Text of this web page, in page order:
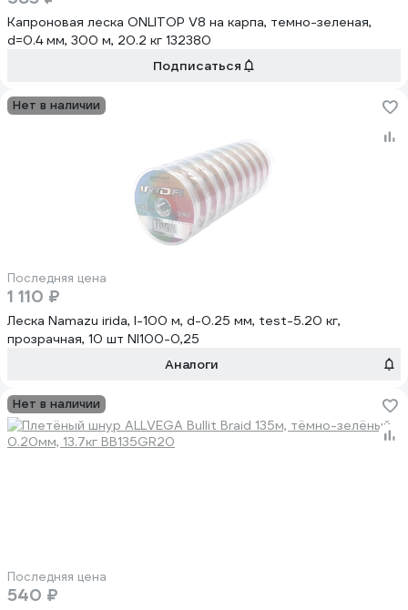
Капроновая леска ONLITOP V8 на карпа, темно-зеленая,
d=0.4 мм, 300 м, 20.2 кг 132380
Подписаться
Нет в наличии
Последняя цена
1 110 ₽
Леска Namazu irida, l-100 м, d-0.25 мм, test-5.20 кг,
прозрачная, 10 шт NI100-0,25
Аналоги
Нет в наличии
Последняя цена
540 ₽